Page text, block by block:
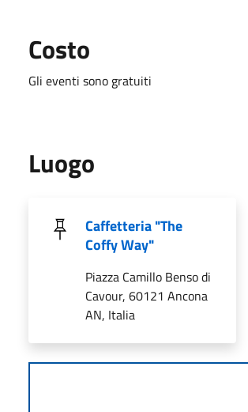
Costo
Gli eventi sono gratuiti
Luogo
Caffetteria "The
Coffy Way"
Piazza Camillo Benso di
Cavour, 60121 Ancona
AN, Italia